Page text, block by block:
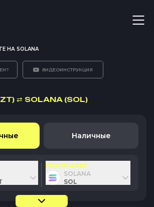
НА SOLANA
ВИДЕОИНСТРУКЦИЯ
⇄ SOLANA (SOL)
Наличные
ПОЛУЧАЮ
SOLANA
SOL